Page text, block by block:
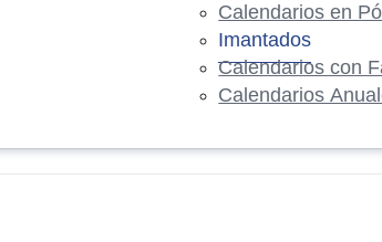
Calendarios en
Imantados
Calendarios con
Calendarios